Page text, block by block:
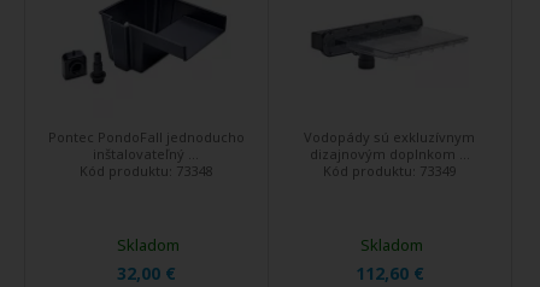
Pontec PondoFall jednoducho
inštalovateľný ...
Kód produktu: 73348
32,00 €
Skladom
Vodopády sú exkluzívnym
dizajnovým doplnkom ...
Kód produktu: 73349
112,60 €
Skladom